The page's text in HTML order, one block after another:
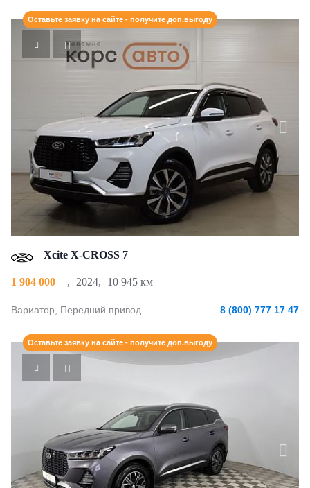
Оставьте заявку на сайте - получите доп.выгоду
Xcite X-CROSS 7
1 904 000 , 2024, 10 945 км
Вариатор, Передний привод 8 (800) 777 17 47
Оставьте заявку на сайте - получите доп.выгоду